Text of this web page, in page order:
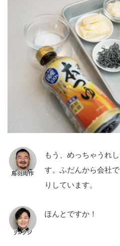
もう、めっちゃうれ
す。ふだんから会社
りしています。
ほんとですか！